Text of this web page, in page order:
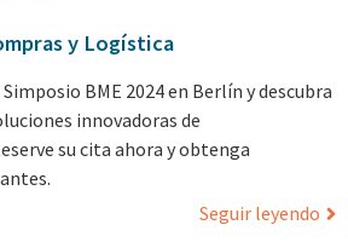
y Logística
BME 2024 en Berlín y descubra
innovadoras de
su cita ahora y obtenga
Seguir leyendo